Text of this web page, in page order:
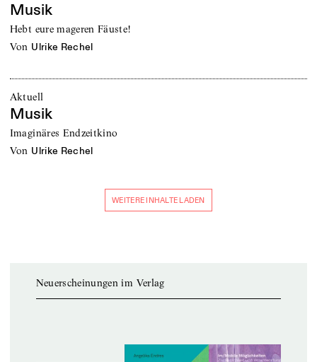
Musik
Hebt eure mageren Fäuste!
von Ulrike Rechel
Aktuell
Musik
Imaginäres Endzeitkino
von Ulrike Rechel
WEITERE INHALTE LADEN
Neuerscheinungen im Verlag